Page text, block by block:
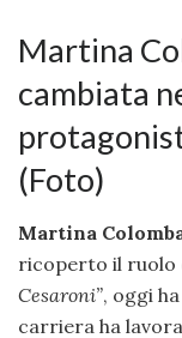
Martina
cambiata
(Foto)
Martina
ricoperto il ruolo
Cesaroni”, oggi
carriera ha